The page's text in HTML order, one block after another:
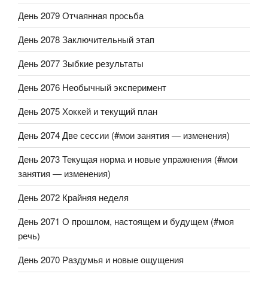
День 2079 Отчаянная просьба
День 2078 Заключительный этап
День 2077 Зыбкие результаты
День 2076 Необычный эксперимент
День 2075 Хоккей и текущий план
День 2074 Две сессии (#мои занятия — изменения)
День 2073 Текущая норма и новые упражнения (#мои
занятия — изменения)
День 2072 Крайняя неделя
День 2071 О прошлом, настоящем и будущем (#моя
речь)
День 2070 Раздумья и новые ощущения